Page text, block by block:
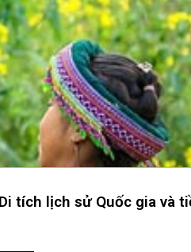
tích lịch sử Quốc gia và